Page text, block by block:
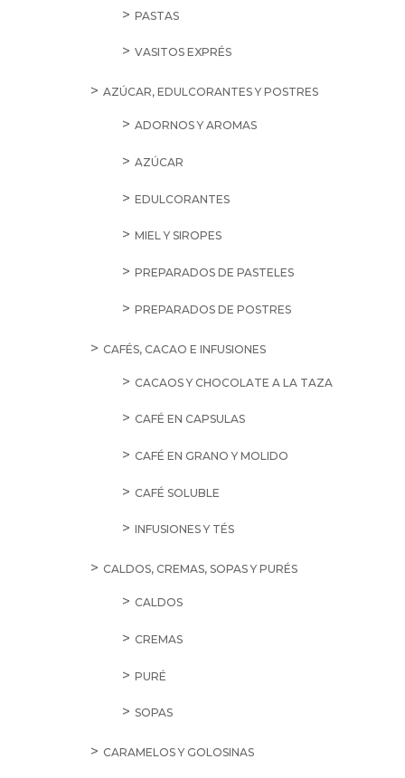
PASTAS
VASITOS EXPRÉS
AZÚCAR, EDULCORANTES Y POSTRES
ADORNOS Y AROMAS
AZÚCAR
EDULCORANTES
MIEL Y SIROPES
PREPARADOS DE PASTELES
PREPARADOS DE POSTRES
CAFÉS, CACAO E INFUSIONES
CACAOS Y CHOCOLATE A LA TAZA
CAFÉ EN CAPSULAS
CAFÉ EN GRANO Y MOLIDO
CAFÉ SOLUBLE
INFUSIONES Y TÉS
CALDOS, CREMAS, SOPAS Y PURÉS
CALDOS
CREMAS
PURÉ
SOPAS
CARAMELOS Y GOLOSINAS